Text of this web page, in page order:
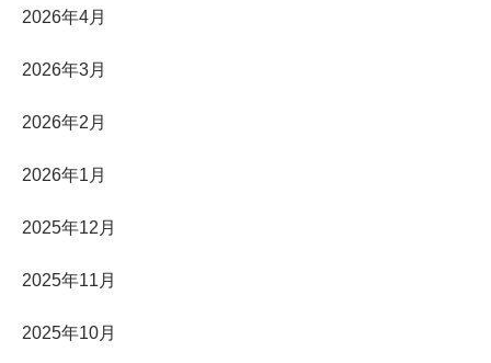
2026年4月
2026年3月
2026年2月
2026年1月
2025年12月
2025年11月
2025年10月